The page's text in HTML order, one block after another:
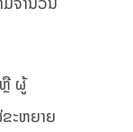
ຫຼື ຜູ້
ະຫຍາຍ